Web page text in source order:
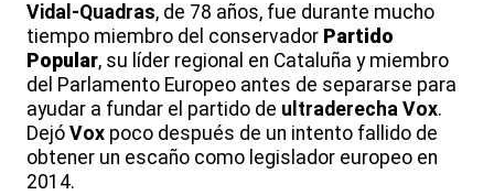
Vidal-Quadras, de 78 años, fue durante mucho
tiempo miembro del conservador Partido
Popular, su líder regional en Cataluña y miembro
del Parlamento Europeo antes de separarse para
ayudar a fundar el partido de ultraderecha Vox.
Dejó Vox poco después de un intento fallido de
obtener un escaño como legislador europeo en
2014.